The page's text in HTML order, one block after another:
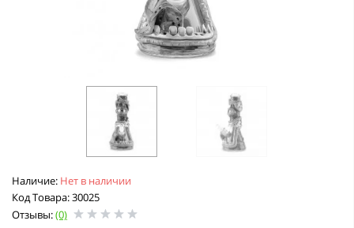
Наличие: Нет в наличии
Код Товара: 30025
Отзывы:(0)